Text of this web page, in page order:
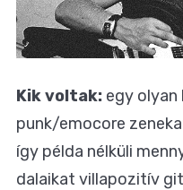
Kik voltak: egy olyan
punk/emocore
így példa nélküli
dalaikat villapozitív